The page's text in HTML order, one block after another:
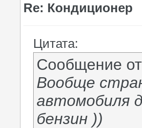
Re: Кондиционер
Цитата:
Сообщение
Вообще
автомобиля
бензин ))